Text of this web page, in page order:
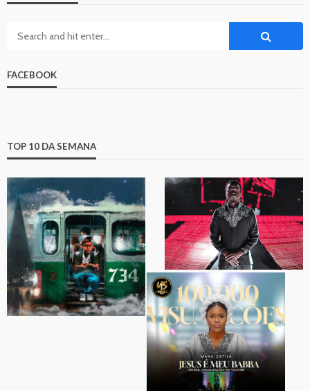
FACEBOOK
TOP 10 DA SEMANA